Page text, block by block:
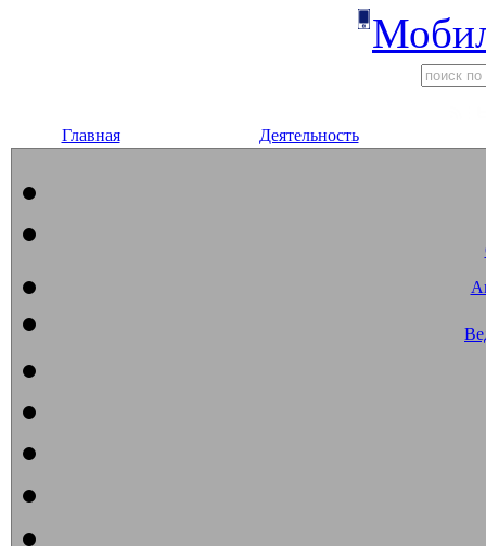
Главная Деятельность